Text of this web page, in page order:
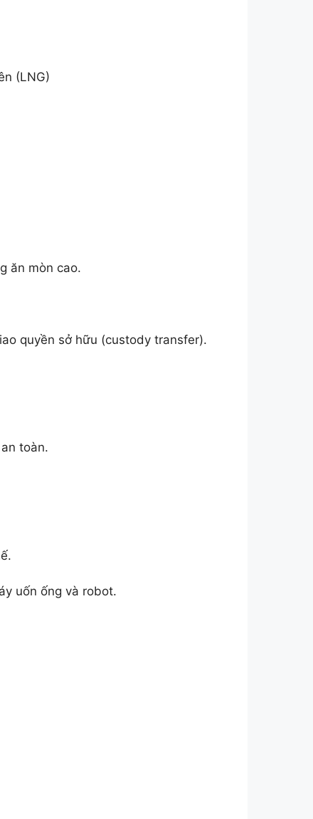
(LNG)
ăn mòn cao.
quyền sở hữu (custody transfer).
toàn.
uốn ống và robot.